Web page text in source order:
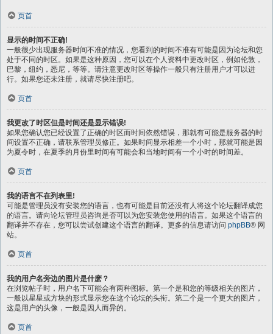
页首
显示的时间不正确!
一般很少出现服务器时间不准的情况，您看到的时间不准有可能是因为论坛和您
处于不同的时区。如果是这种原因，您可以在个人资料中更改时区，例如伦敦，
巴黎，纽约，悉尼，等等。请注意更改时区等操作一般只有注册用户才可以进
行。如果您还未注册，就请尽快注册吧。
页首
我更改了时区但是时间还是显示错误!
如果您确认您已经设置了正确的时区而时间依然错误，那就有可能是服务器的时
间设置不正确，请联系管理员修正。如果时间显示相差一个小时，那就可能是因
为夏令时，在夏季的月份里时间有可能会和当地时间有一个小时的时间差。
页首
我的语言不在列表里!
可能是管理员没有安装您的语言，也有可能是目前还没有人将这个论坛翻译成您
的语言。请向论坛管理员咨询是否可以为您安装您使用的语言。如果这个语言的
翻译并不存在，您可以尝试创建这个语言的翻译。更多的信息请访问 phpBB® 网
站。
页首
我的用户名旁边的图片是什麽？
在浏览帖子时，用户名下可能会有两种图标。第一个是和您的等级相关的图片，
一般以星星或方块的形式显示您在这个论坛的头衔。第二个是一个更大的图片，
这是用户的头像，一般是因人而异的。
页首